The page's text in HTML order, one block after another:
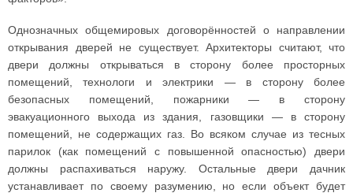
Однозначных общемировых договорённостей о направлении
открывания дверей не существует. Архитекторы считают, что
двери должны открываться в сторону более просторных
помещений, технологи и электрики — в сторону более
безопасных помещений, пожарники — в сторону
эвакуационного выхода из здания, газовщики — в сторону
помещений, не содержащих газ. Во всяком случае из тесных
парилок (как помещений с повышенной опасностью) двери
должны распахиваться наружу. Остальные двери дачник
устанавливает по своему разумению, но если объект будет